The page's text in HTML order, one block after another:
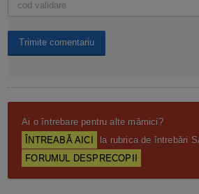
Ai o întrebare pentru alte mămici?
ÎNTREABĂ AICI
la rubrica de întrebări
FORUMUL DESPRECOPII